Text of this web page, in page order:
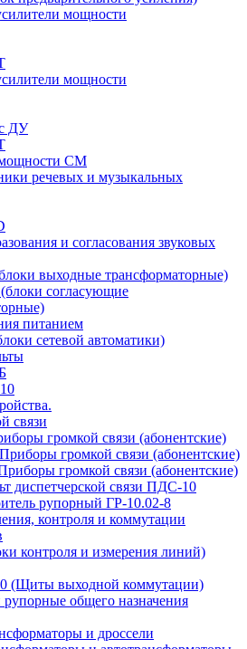
мощности
мощности
ДУ
СМ
речевых и музыкальных
и согласования звуковых
выходные трансформаторные)
согласующие
питанием
сетевой автоматики)
связи
громкой связи (абонентские)
громкой связи (абонентские)
громкой связи (абонентские)
диспетчерской связи ПДС-10
рупорный ГР-10.02-8
контроля и коммутации
контроля и измерения линий)
выходной коммутации)
рупорные общего назначения
и дроссели